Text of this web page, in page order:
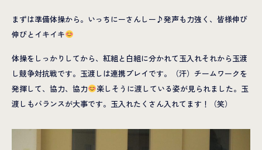
まずは準備体操から。いっちにーさんしー♪発声も力強く、皆様伸び
伸びとイキイキ
体操をしっかりしてから、紅組と白組に分かれて玉入れそれから玉渡
し競争対抗戦です。玉渡しは連携プレイです。（汗）チームワークを
発揮して、協力、協力
楽しそうに渡している姿が見られました。玉
渡しもバランスが大事です。玉入れたくさん入れてます！（笑）